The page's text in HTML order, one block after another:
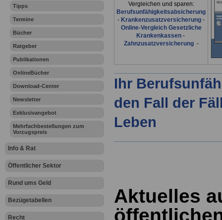
Tipps
Termine
Bücher
Ratgeber
Publikationen
OnlineBücher
Download-Center
Newsletter
Exklusivangebot
Mehrfachbestellungen zum
Vorzugspreis
Info & Rat
Öffentlicher Sektor
Rund ums Geld
Bezügetabellen
Recht
Vergleichen und sparen:
Berufsunfähigkeitsabsicherung
- Krankenzusatzversicherung -
Online-Vergleich Gesetzliche
Krankenkassen-
Zahnzusatzversicherung-
Ihr
den Fall der
Leben
Aktuelles